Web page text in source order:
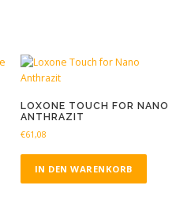
LOXONE TOUCH FOR NANO
ANTHRAZIT
€61,08
IN DEN WARENKORB